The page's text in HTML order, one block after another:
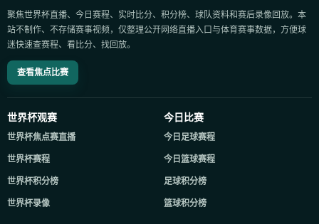
聚焦世界杯直播、今日赛程、实时比分、积分榜、球队资料和赛后录像回放。本
站不制作、不存储赛事视频，仅整理公开网络直播入口与体育赛事数据，方便球
迷快速查赛程、看比分、找回放。
查看焦点比赛
世界杯观赛
世界杯焦点赛直播
世界杯赛程
世界杯积分榜
世界杯录像
今日比赛
今日足球赛程
今日篮球赛程
足球积分榜
篮球积分榜